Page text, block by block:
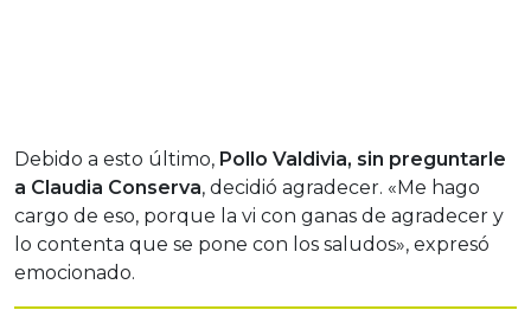
Debido a esto último, Pollo Valdivia, sin preguntarle
a Claudia Conserva, decidió agradecer. «Me hago
cargo de eso, porque la vi con ganas de agradecer y
lo contenta que se pone con los saludos», expresó
emocionado.